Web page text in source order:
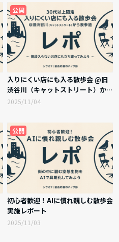
公開
入りにくい店にも入る散歩会 @旧
渋谷川（キャットストリート）から
表参道 実施レポート
2025/11/04
公開
初心者歓迎！AIに慣れ親しむ散歩会
実施レポート
2025/11/03